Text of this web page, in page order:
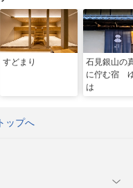
すどまり
石見銀山の
に佇む宿
は
ップへ